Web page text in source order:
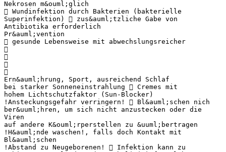
Nekrosen m&ouml;glich
 Wundinfektion durch Bakterien (bakterielle
Superinfektion)  zus&auml;tzliche Gabe von
Antibiotika erforderlich
Pr&auml;vention
 gesunde Lebensweise mit abwechslungsreicher




Ern&auml;hrung, Sport, ausreichend Schlaf
bei starker Sonneneinstrahlung  Cremes mit
hohem Lichtschutzfaktor (Sun-Blocker)
!Ansteckungsgefahr verringern!  Bl&auml;schen nich
ber&uuml;hren, um sich nicht anzustecken oder die
Viren
auf andere K&ouml;rperstellen zu &uuml;bertragen
!H&auml;nde waschen!, falls doch Kontakt mit
Bl&auml;schen
!Abstand zu Neugeborenen!  Infektion kann zu